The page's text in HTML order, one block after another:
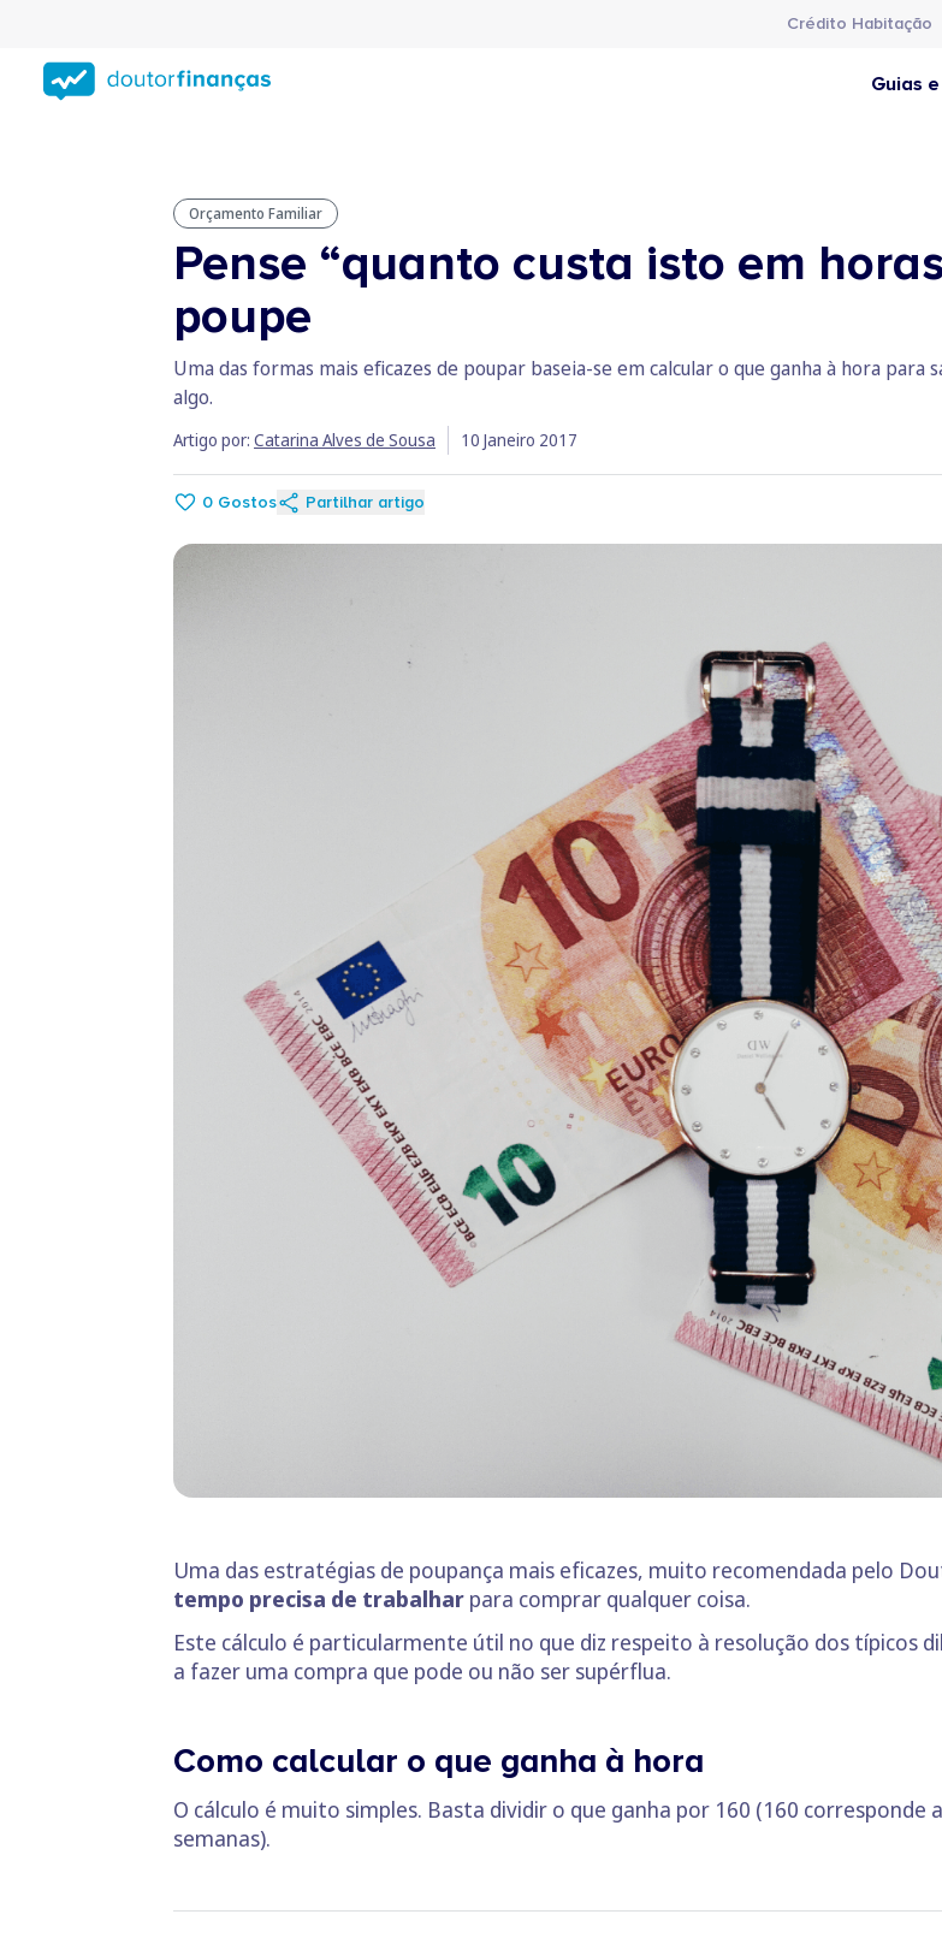
conteúdo
principal
Crédito Habitação
Guias
Orçamento Familiar
Pense “quanto custa isto em
poupe
Uma das formas mais eficazes de poupar baseia-se em calcular o que ganha à hora
algo.
Artigo por: Catarina Alves de Sousa 10 Janeiro 2017
0 Gostos Partilhar artigo
Uma das estratégias de poupança mais eficazes, muito recomendada pelo
tempo precisa de trabalhar para comprar qualquer coisa.
Este cálculo é particularmente útil no que diz respeito à resolução dos típicos
a fazer uma compra que pode ou não ser supérflua.
Como calcular o que ganha à hora
O cálculo é muito simples. Basta dividir o que ganha por 160 (160 corresponde
semanas).